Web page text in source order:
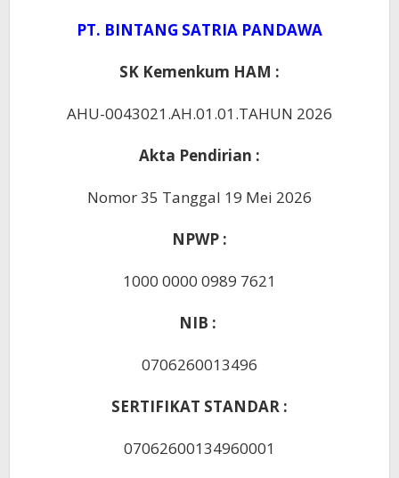
PT. BINTANG SATRIA PANDAWA
SK Kemenkum HAM :
AHU-0043021.AH.01.01.TAHUN 2026
Akta Pendirian :
Nomor 35 Tanggal 19 Mei 2026
NPWP :
1000 0000 0989 7621
NIB :
0706260013496
SERTIFIKAT STANDAR :
07062600134960001